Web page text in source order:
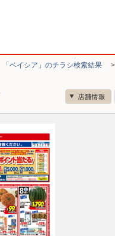
「ベイシア」のチラシ検索結果